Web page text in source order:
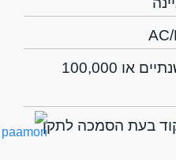
אורך חיי סוללה: עד שנתיים או 100,000
בעת הסמכה לתקן